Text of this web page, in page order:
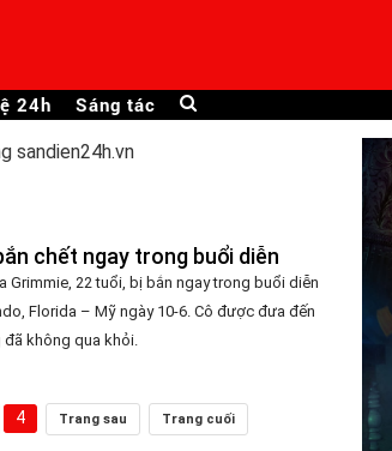
24h Sáng tác
sandien24h.vn
chết ngay trong buổi diễn
Grimmie, 22 tuổi, bị bắn ngay trong buổi diễn
Florida – Mỹ ngày 10-6. Cô được đưa đến
đã không qua khỏi.
4 Trang sau Trang cuối